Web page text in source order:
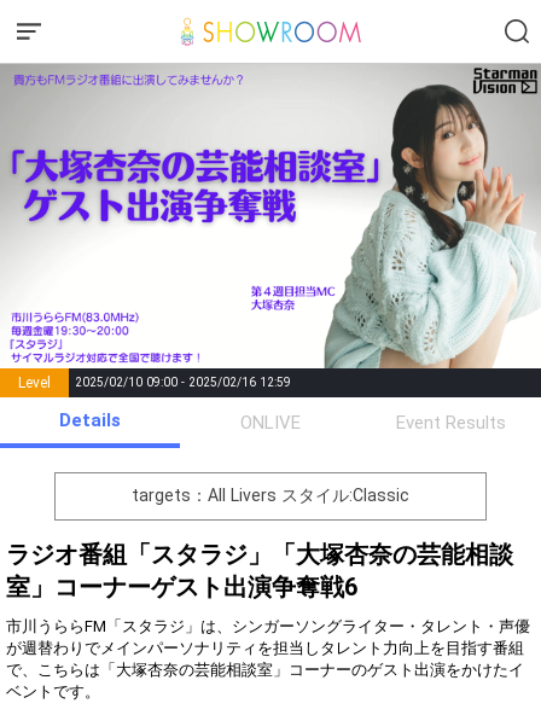
Level 2025/02/10 09:00 - 2025/02/16 12:59
Points List of Goal
number of
positions
Rema
0 Event Begins!
オリジナルアバター制作権獲
得！
Gifting
Throw gifts to the stage and join
the live performance.
First, try throwing free Stars
(once a day)! You can also charge
Comments
You can post comments. Please
refrain from posting comments
that may offend performers or
Details ONLIVE Event Results
targets：All Livers スタイル:Classic
ラジオ番組「スタラジ」「大塚杏奈の芸能相談
室」コーナーゲスト出演争奪戦6
市川うららFM「スタラジ」は、シンガーソングライター・タレント・声優
が週替わりでメインパーソナリティを担当しタレント力向上を目指す番組
で、こちらは「大塚杏奈の芸能相談室」コーナーのゲスト出演をかけたイ
ベントです。